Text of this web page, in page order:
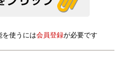
を使うには会員登録が必要です